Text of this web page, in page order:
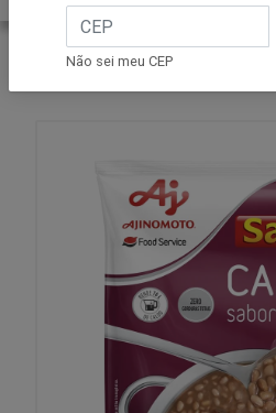
INÍCIO
AJINOMOTO FOOD SERVICE
Não sei meu CEP